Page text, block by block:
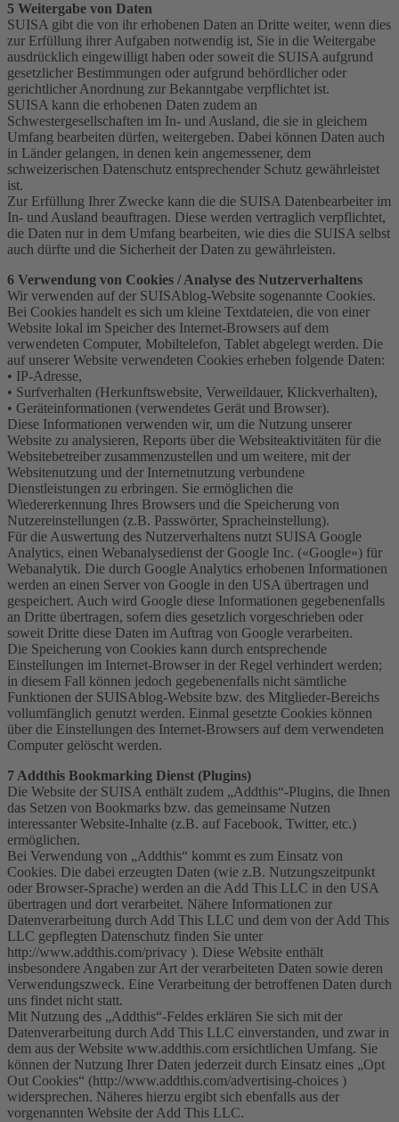
5 Weitergabe von Daten
SUISA gibt die von ihr erhobenen Daten an Dritte weiter, wenn dies
zur Erfüllung ihrer Aufgaben notwendig ist, Sie in die Weitergabe
ausdrücklich eingewilligt haben oder soweit die SUISA aufgrund
gesetzlicher Bestimmungen oder aufgrund behördlicher oder
gerichtlicher Anordnung zur Bekanntgabe verpflichtet ist.
SUISA kann die erhobenen Daten zudem an
Schwestergesellschaften im In- und Ausland, die sie in gleichem
Umfang bearbeiten dürfen, weitergeben. Dabei können Daten auch
in Länder gelangen, in denen kein angemessener, dem
schweizerischen Datenschutz entsprechender Schutz gewährleistet
ist.
Zur Erfüllung Ihrer Zwecke kann die die SUISA Datenbearbeiter im
In- und Ausland beauftragen. Diese werden vertraglich verpflichtet,
die Daten nur in dem Umfang bearbeiten, wie dies die SUISA selbst
auch dürfte und die Sicherheit der Daten zu gewährleisten.
6 Verwendung von Cookies / Analyse des Nutzerverhaltens
Wir verwenden auf der SUISAblog-Website sogenannte Cookies.
Bei Cookies handelt es sich um kleine Textdateien, die von einer
Website lokal im Speicher des Internet-Browsers auf dem
verwendeten Computer, Mobiltelefon, Tablet abgelegt werden. Die
auf unserer Website verwendeten Cookies erheben folgende Daten:
• IP-Adresse,
• Surfverhalten (Herkunftswebsite, Verweildauer, Klickverhalten),
• Geräteinformationen (verwendetes Gerät und Browser).
Diese Informationen verwenden wir, um die Nutzung unserer
Website zu analysieren, Reports über die Websiteaktivitäten für die
Websitebetreiber zusammenzustellen und um weitere, mit der
Websitenutzung und der Internetnutzung verbundene
Dienstleistungen zu erbringen. Sie ermöglichen die
Wiedererkennung Ihres Browsers und die Speicherung von
Nutzereinstellungen (z.B. Passwörter, Spracheinstellung).
Für die Auswertung des Nutzerverhaltens nutzt SUISA Google
Analytics, einen Webanalysedienst der Google Inc. («Google») für
Webanalytik. Die durch Google Analytics erhobenen Informationen
werden an einen Server von Google in den USA übertragen und
gespeichert. Auch wird Google diese Informationen gegebenenfalls
an Dritte übertragen, sofern dies gesetzlich vorgeschrieben oder
soweit Dritte diese Daten im Auftrag von Google verarbeiten.
Die Speicherung von Cookies kann durch entsprechende
Einstellungen im Internet-Browser in der Regel verhindert werden;
in diesem Fall können jedoch gegebenenfalls nicht sämtliche
Funktionen der SUISAblog-Website bzw. des Mitglieder-Bereichs
vollumfänglich genutzt werden. Einmal gesetzte Cookies können
über die Einstellungen des Internet-Browsers auf dem verwendeten
Computer gelöscht werden.
7 Addthis Bookmarking Dienst (Plugins)
Die Website der SUISA enthält zudem „Addthis“-Plugins, die Ihnen
das Setzen von Bookmarks bzw. das gemeinsame Nutzen
interessanter Website-Inhalte (z.B. auf Facebook, Twitter, etc.)
ermöglichen.
Bei Verwendung von „Addthis“ kommt es zum Einsatz von
Cookies. Die dabei erzeugten Daten (wie z.B. Nutzungszeitpunkt
oder Browser-Sprache) werden an die Add This LLC in den USA
übertragen und dort verarbeitet. Nähere Informationen zur
Datenverarbeitung durch Add This LLC und dem von der Add This
LLC gepflegten Datenschutz finden Sie unter
http://www.addthis.com/privacy ). Diese Website enthält
insbesondere Angaben zur Art der verarbeiteten Daten sowie deren
Verwendungszweck. Eine Verarbeitung der betroffenen Daten durch
uns findet nicht statt.
Mit Nutzung des „Addthis“-Feldes erklären Sie sich mit der
Datenverarbeitung durch Add This LLC einverstanden, und zwar in
dem aus der Website www.addthis.com ersichtlichen Umfang. Sie
können der Nutzung Ihrer Daten jederzeit durch Einsatz eines „Opt
Out Cookies“ (http://www.addthis.com/advertising-choices )
widersprechen. Näheres hierzu ergibt sich ebenfalls aus der
vorgenannten Website der Add This LLC.